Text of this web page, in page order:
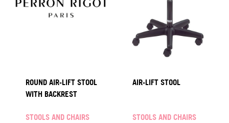
ROUND AIR-LIFT STOOL
WITH BACKREST
STOOLS AND CHAIRS
AIR-LIFT STOOL
STOOLS AND CHAIRS